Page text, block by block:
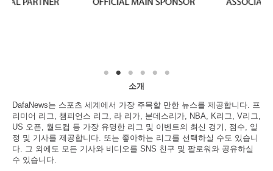
소개
DafaNews는 스포츠 세계에서 가장 주목할 만한 뉴스를 제공합니다. 프
리미어 리그, 챔피언스 리그, 라 리가, 분데스리가, NBA, K리그, V리그,
US 오픈, 월드컵 등 가장 유명한 리그 및 이벤트의 최신 경기, 점수, 일
정 및 기사를 제공합니다. 또는 좋아하는 리그를 선택하실 수도 있습니
다. 그 외에도 모든 기사와 비디오를 SNS 친구 및 팔로워와 공유하실
수 있습니다.